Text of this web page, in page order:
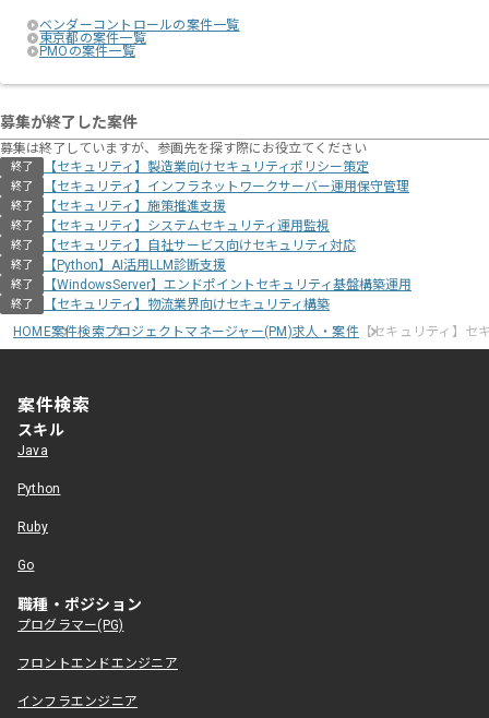
ベンダーコントロールの案件一覧
東京都の案件一覧
PMOの案件一覧
募集が終了した案件
募集は終了していますが、参画先を探す際にお役立てください
終了 【セキュリティ】製造業向けセキュリティポリシー策定
終了 【セキュリティ】インフラネットワークサーバー運用保守管理
終了 【セキュリティ】施策推進支援
終了 【セキュリティ】システムセキュリティ運用監視
終了 【セキュリティ】自社サービス向けセキュリティ対応
終了 【Python】AI活用LLM診断支援
終了 【WindowsServer】エンドポイントセキュリティ基盤構築運用
終了
【セキュリティ】物流業界向けセキュリティ構築
HOME案件検索プロジェクトマネージャー(PM)求人・案件【セキュリティ】セ
案件検索
スキル
Java
Python
Ruby
Go
職種・ポジション
プログラマー(PG)
フロントエンドエンジニア
インフラエンジニア